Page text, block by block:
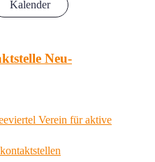
Kalender
Neu-
Verein für aktive